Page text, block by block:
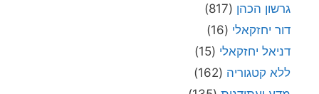
גרשון הכהן (817)
דור יחזקאלי (16)
דניאל יחזקאלי (15)
ללא קטגוריה (162)